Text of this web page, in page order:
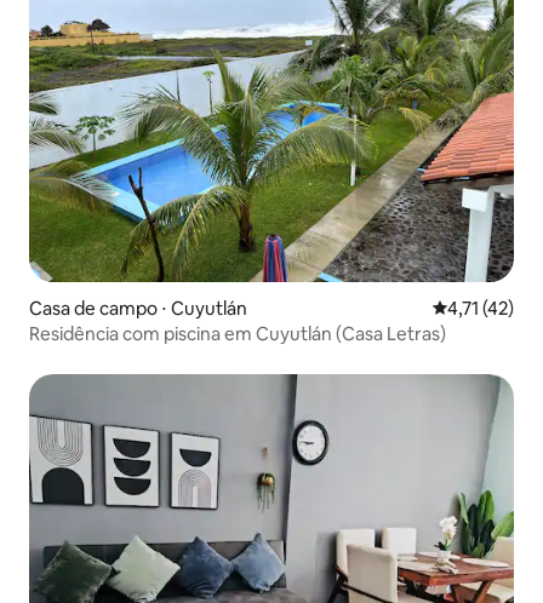
Casa de campo ⋅ Cuyutlán 4,71 de uma
4,71 (42)
Residência com piscina em Cuyutlán (Casa Letras)